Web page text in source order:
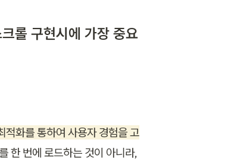
롤 구현시에 가장 중요
적화를 통하여 사용자 경험을 고
한 번에 로드하는 것이 아니라,